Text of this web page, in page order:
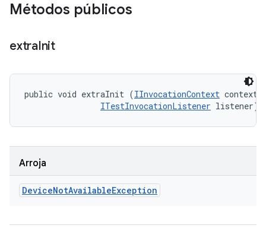
Métodos públicos
extraInit
public void extraInit (IInvocationContext
ITestInvocationListener listener)
Arroja
DeviceNotAvailableException